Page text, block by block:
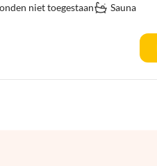
niet toegestaan Sauna